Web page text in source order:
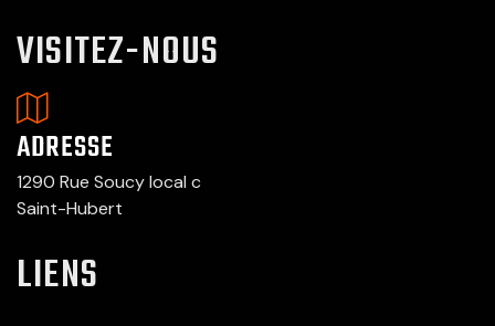
VISITEZ-NOUS
ADRESSE
1290 Rue Soucy local c
Saint-Hubert
LIENS